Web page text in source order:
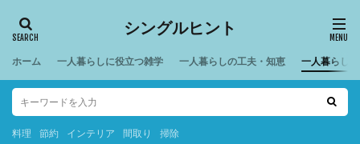
シングルヒント
ホーム 一人暮らしに役立つ雑学 一人暮らしの工夫・知恵 一人暮らし
料理 節約 インテリア 間取り 掃除